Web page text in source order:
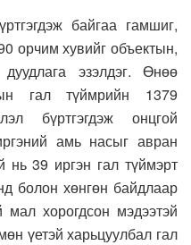
байгаа гамшиг,
орчим хувийг объектын,
эзэлдэг. Өнөө
гал түймрийн 1379
бүртгэгдэж онцгой
амь насыг авран
нь 39 иргэн гал түймэрт
болон хөнгөн байдлаар
мал хорогдсон мэдээтэй
үетэй харьцуулбал гал